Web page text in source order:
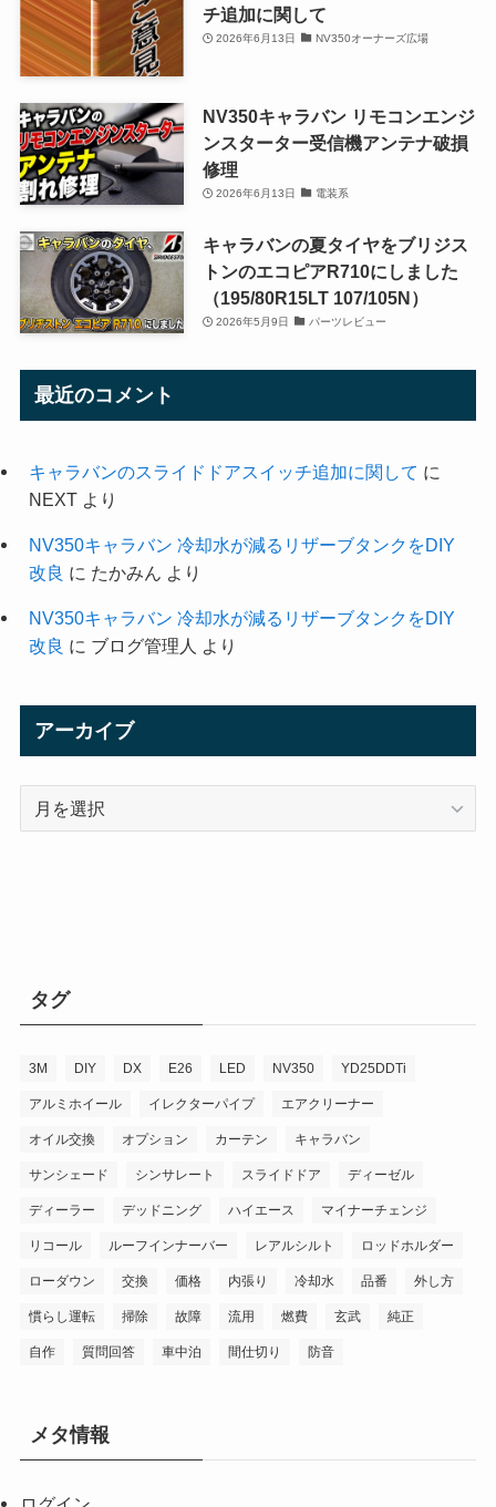
チ追加に関して
2026年6月13日 NV350オーナーズ広場
NV350キャラバン リモコンエンジ
ンスターター受信機アンテナ破損
修理
2026年6月13日 電装系
キャラバンの夏タイヤをブリジス
トンのエコピアR710にしました
（195/80R15LT 107/105N）
2026年5月9日 パーツレビュー
最近のコメント
キャラバンのスライドドアスイッチ追加に関して に
NEXTより
NV350キャラバン 冷却水が減るリザーブタンクをDIY
改良 に たかみん より
NV350キャラバン 冷却水が減るリザーブタンクをDIY
改良 に ブログ管理人 より
アーカイブ
タグ
3M DIY DX E26 LED NV350 YD25DDTi
アルミホイール イレクターパイプ エアクリーナー
オイル交換 オプション カーテン キャラバン
サンシェード シンサレート スライドドア ディーゼル
ディーラー デッドニング ハイエース マイナーチェンジ
リコール ルーフインナーバー レアルシルト ロッドホルダー
ローダウン 交換 価格 内張り 冷却水 品番 外し方
慣らし運転 掃除 故障 流用 燃費 玄武 純正
自作 質問回答 車中泊 間仕切り 防音
メタ情報